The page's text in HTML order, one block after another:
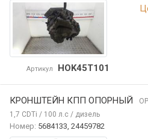
Артикул HOK45T101
КРОНШТЕЙН КПП ОПОРНЫЙ
1,7 CDTi / 100 л.с / дизель
Номер: 5684133, 24459782